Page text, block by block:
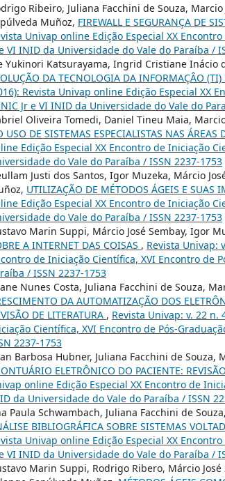
Ribeiro, Juliana Facchini de Souza,
Muñoz, FIREWALL E SEGURANÇA DE
Univap online Edição Especial XX
VI INID da Universidade do Vale do Paraíba /
Yukinori Katsurayama, Ingrid Cristiane Inácio
DA TECNOLOGIA DA INFORMAÇÂO
Revista Univap online Edição Especial XX
Jr e VI INID da Universidade do Vale do
Oliveira Tomedi, Daniel Tineu Maia,
USO DE SISTEMAS ESPECIALISTAS NAS ÁREAS
Edição Especial XX Encontro de Iniciação
do Vale do Paraíba / ISSN 2237-1753
Justi dos Santos, Igor Muzeka, Márcio
UTILIZAÇÃO DE MÉTODOS ÁGEIS E SUAS
Edição Especial XX Encontro de Iniciação
do Vale do Paraíba / ISSN 2237-1753
Marin Suppi, Márcio José Sembay, Igor
A INTERNET DAS COISAS , Revista Univap:
de Iniciação Científica, XVI Encontro de
/ ISSN 2237-1753
Nunes Costa, Juliana Facchini de Souza,
DA AUTOMATIZAÇÃO DOS
DE LITERATURA , Revista Univap: v. 22 n.
Científica, XVI Encontro de Pós-
2237-1753
Barbosa Hubner, Juliana Facchini de Souza,
ELETRÔNICO DO PACIENTE:
online Edição Especial XX Encontro de
da Universidade do Vale do Paraíba / ISSN
Paula Schwambach, Juliana Facchini de
BIBLIOGRÁFICA SOBRE SISTEMAS
Univap online Edição Especial XX
VI INID da Universidade do Vale do Paraíba /
Marin Suppi, Rodrigo Ribero, Márcio